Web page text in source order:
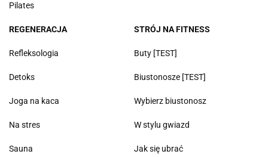
Pilates
REGENERACJA
Refleksologia
Detoks
Joga na kaca
Na stres
Sauna
STRÓJ NA FITNESS
Buty [TEST]
Biustonosze [TEST]
Wybierz biustonosz
W stylu gwiazd
Jak się ubrać